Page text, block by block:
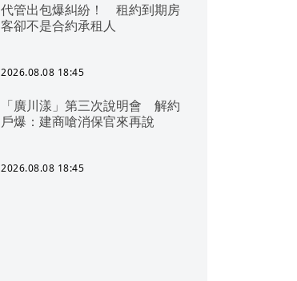
代管出包爆糾紛！ 租約到期房
客卻不是合約承租人
2026.08.08 18:45
「廣川漾」第三次說明會 解約
戶爆：建商嗆消保官來再說
2026.08.08 18:45